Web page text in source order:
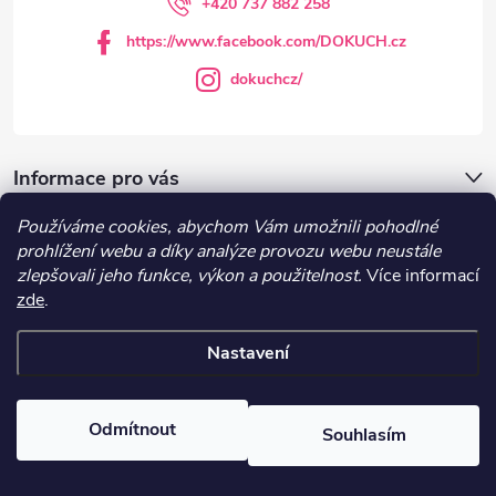
Používáme cookies, abychom Vám umožnili pohodlné
prohlížení webu a díky analýze provozu webu neustále
zlepšovali jeho funkce, výkon a použitelnost. Více informací
zde.
Nastavení
Odmítnout Souhlasím
Informace pro vás
DOKUCH.cz
https://www.facebook.com/DOKUCH.cz
dokuchcz/
Recepty
cookies